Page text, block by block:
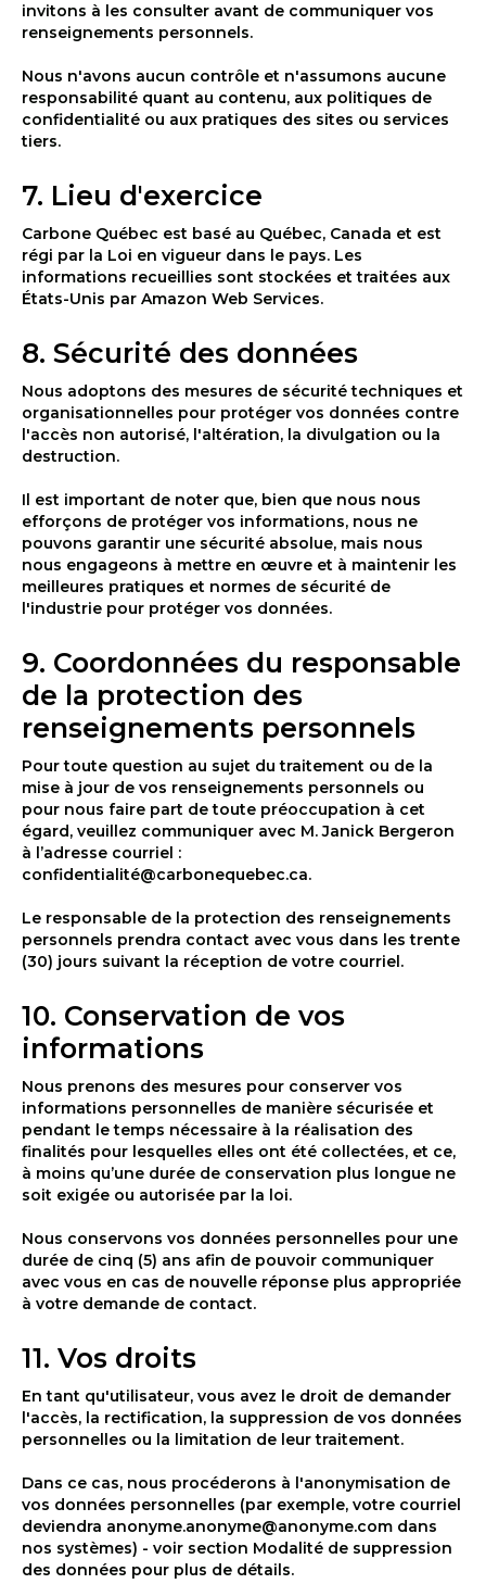
invitons à les consulter avant de communiquer vos
renseignements personnels.
Nous n'avons aucun contrôle et n'assumons aucune
responsabilité quant au contenu, aux politiques de
confidentialité ou aux pratiques des sites ou services
tiers.
7. Lieu d'exercice
Carbone Québec est basé au Québec, Canada et est
régi par la Loi en vigueur dans le pays. Les
informations recueillies sont stockées et traitées aux
États-Unis par Amazon Web Services.
8. Sécurité des données
Nous adoptons des mesures de sécurité techniques et
organisationnelles pour protéger vos données contre
l'accès non autorisé, l'altération, la divulgation ou la
destruction.
Il est important de noter que, bien que nous nous
efforçons de protéger vos informations, nous ne
pouvons garantir une sécurité absolue, mais nous
nous engageons à mettre en œuvre et à maintenir les
meilleures pratiques et normes de sécurité de
l'industrie pour protéger vos données.
9. Coordonnées du responsable
de la protection des
renseignements personnels
Pour toute question au sujet du traitement ou de la
mise à jour de vos renseignements personnels ou
pour nous faire part de toute préoccupation à cet
égard, veuillez communiquer avec M. Janick Bergeron
à l’adresse courriel :
confidentialité@carbonequebec.ca.
Le responsable de la protection des renseignements
personnels prendra contact avec vous dans les trente
(30) jours suivant la réception de votre courriel.
10. Conservation de vos
informations
Nous prenons des mesures pour conserver vos
informations personnelles de manière sécurisée et
pendant le temps nécessaire à la réalisation des
finalités pour lesquelles elles ont été collectées, et ce,
à moins qu’une durée de conservation plus longue ne
soit exigée ou autorisée par la loi.
Nous conservons vos données personnelles pour une
durée de cinq (5) ans afin de pouvoir communiquer
avec vous en cas de nouvelle réponse plus appropriée
à votre demande de contact.
11. Vos droits
En tant qu'utilisateur, vous avez le droit de demander
l'accès, la rectification, la suppression de vos données
personnelles ou la limitation de leur traitement.
Dans ce cas, nous procéderons à l'anonymisation de
vos données personnelles (par exemple, votre courriel
deviendra anonyme.anonyme@anonyme.com dans
nos systèmes) - voir section Modalité de suppression
des données pour plus de détails.